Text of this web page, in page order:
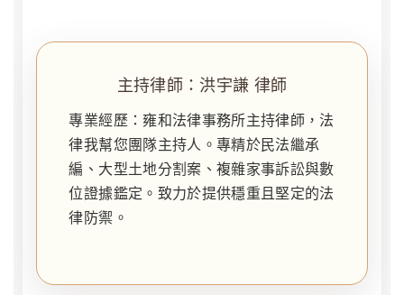
主持律師：洪宇謙 律師
專業經歷：雍和法律事務所主持律師，法
律我幫您團隊主持人。專精於民法繼承
編、大型土地分割案、複雜家事訴訟與數
位證據鑑定。致力於提供穩重且堅定的法
律防禦。